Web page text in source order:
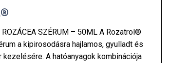
ROZÁCEA SZÉRUM – 50ML A Rozatrol®
a kipirosodásra hajlamos, gyulladt és
kezelésére. A hatóanyagok kombinációja